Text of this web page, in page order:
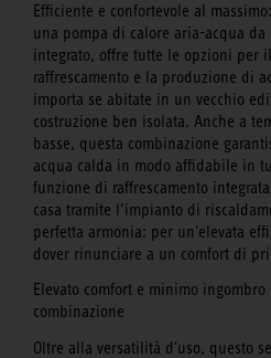
Efficiente e confortevole al
una pompa di calore aria-acqua da
integrato, offre tutte le opzioni per
raffrescamento e la produzione di
importa se abitate in un vecchio
costruzione ben isolata. Anche a
basse, questa combinazione
acqua calda in modo affidabile in
funzione di raffrescamento
casa tramite l’impianto di
perfetta armonia: per un'elevata
dover rinunciare a un comfort di
Elevato comfort e minimo
combinazione
Oltre alla versatilità d'uso, questo